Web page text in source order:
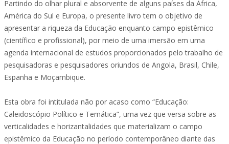
Partindo do olhar plural e absorvente de alguns países da África,
América do Sul e Europa, o presente livro tem o objetivo de
apresentar a riqueza da Educação enquanto campo epistêmico
(científico e profissional), por meio de uma imersão em uma
agenda internacional de estudos proporcionados pelo trabalho de
pesquisadoras e pesquisadores oriundos de Angola, Brasil, Chile,
Espanha e Moçambique.
Esta obra foi intitulada não por acaso como “Educação:
Caleidoscópio Político e Temática”, uma vez que versa sobre as
verticalidades e horizantalidades que materializam o campo
epistêmico da Educação no período contemporâneo diante das